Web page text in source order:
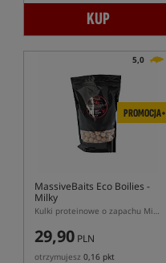
KUP
5,0
PROMOCJA+
MassiveBaits Eco Boilies -
Milky
Kulki proteinowe o zapachu Milky
29,90 PLN
otrzymujesz 0,16 pkt